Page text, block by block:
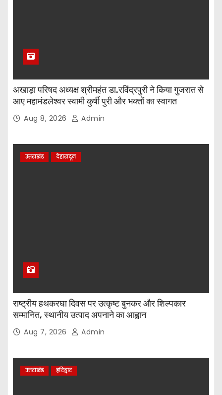
अखाड़ा परिषद अध्यक्ष श्रीमहंत डा.रविंद्रपुरी ने किया गुजरात से
आए महामंडलेश्वर स्वामी कुर्षी पुरी और भक्तों का स्वागत
Aug 8, 2026 Admin
उत्तराखंड देहारादून
राष्ट्रीय हथकरघा दिवस पर उत्कृष्ट बुनकर और शिल्पकार
सम्मानित, स्थानीय उत्पाद अपनाने का आह्वान
Aug 7, 2026 Admin
उत्तराखंड हरिद्वार